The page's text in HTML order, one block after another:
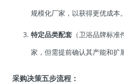
规模化厂家，以获得更优成本。
特定品类配套 （卫浴品牌标
家，但需提前确认其产能和扩
采购决策五步流程：